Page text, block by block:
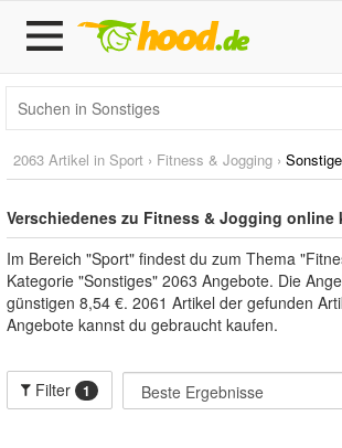
2063 Artikel in Sport › Fitness & Jogging ›
Verschiedenes zu Fitness & Jogging online
Im Bereich "Sport" findest du zum Thema
Kategorie "Sonstiges" 2063 Angebote. Die
günstigen 8,54 €. 2061 Artikel der gefunden
Angebote kannst du gebraucht kaufen.
Filter 1